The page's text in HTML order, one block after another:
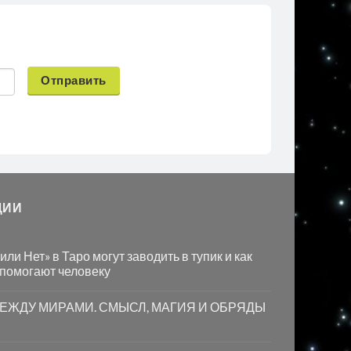
Отправить
Нет» в Таро могут заводить в тупик и как
человеку
МИРАМИ. СМЫСЛ, МАГИЯ И ОБРЯДЫ